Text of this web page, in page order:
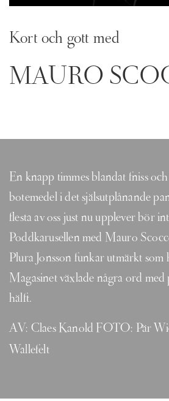
Kort och gott med
MAURO
En knapp timmes blandat fniss
botemedel i det själsutplånande
flesta av oss just nu upplever bör
Poddkarusellen med Mauro
Plura Jonsson funkar utmärkt
Magasinet växlade några ord
hälft.
AV: Claes Kanold FOTO: Pär
Wallefelt